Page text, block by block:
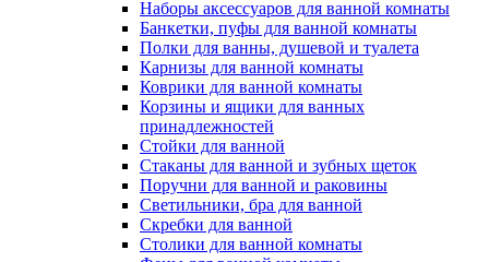
Наборы аксессуаров для ванной комнаты
Банкетки, пуфы для ванной комнаты
Полки для ванны, душевой и туалета
Карнизы для ванной комнаты
Коврики для ванной комнаты
Корзины и ящики для ванных
принадлежностей
Стойки для ванной
Стаканы для ванной и зубных щеток
Поручни для ванной и раковины
Светильники, бра для ванной
Скребки для ванной
Столики для ванной комнаты